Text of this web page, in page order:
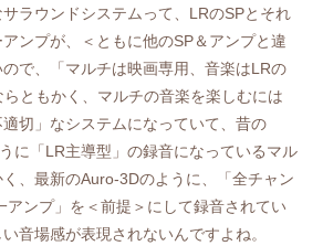
ラウンドシステムって、LRのSPとそれ
ンプが、＜ともに他のSP＆アンプと違
で、「マルチは映画専用、音楽はLRの
らともかく、マルチの音楽を楽しむには
適切」なシステムになっていて、昔の
に「LR主導型」の録音になっているマル
、最新のAuro-3Dのように、「全チャン
アンプ」を＜前提＞にして録音されてい
音場感が表現されないんですよね。